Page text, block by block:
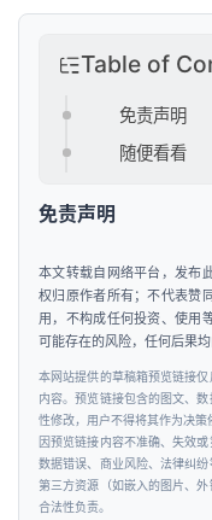
Table of
免责声明
随便看看
免责声明
本文转载自网络平台，发布
权归原作者所有；不代表赞
用，不构成任何投资、使用
可能存在的风险，任何后果均
本网站提供的草稿箱预览链接
内容。预览链接包含的图文、
性修改，用户不得将其作为决策
因预览链接内容不准确、失效
数据错误、商业风险、法律纠
第三方资源（如嵌入的图片、
合法性负责。